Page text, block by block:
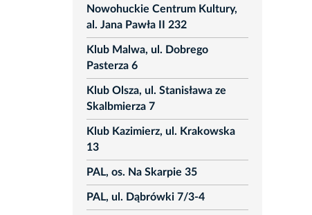
Nowohuckie Centrum Kultury,
al. Jana Pawła II 232
Klub Malwa, ul. Dobrego
Pasterza 6
Klub Olsza, ul. Stanisława ze
Skalbmierza 7
Klub Kazimierz, ul. Krakowska
13
PAL, os. Na Skarpie 35
PAL, ul. Dąbrówki 7/3-4